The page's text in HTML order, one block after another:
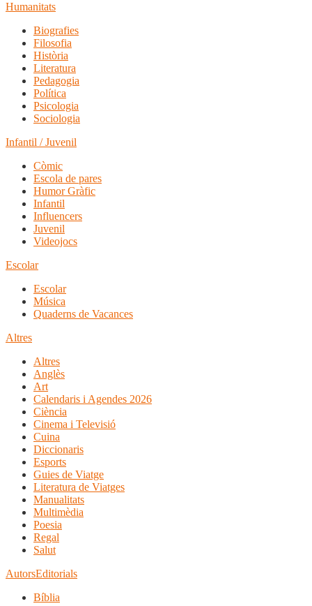
Humanitats
Biografies
Filosofia
Història
Literatura
Pedagogia
Política
Psicologia
Sociologia
Infantil / Juvenil
Còmic
Escola de pares
Humor Gràfic
Infantil
Influencers
Juvenil
Videojocs
Escolar
Escolar
Música
Quaderns de Vacances
Altres
Altres
Anglès
Art
Calendaris i Agendes 2026
Ciència
Cinema i Televisió
Cuina
Diccionaris
Esports
Guies de Viatge
Literatura de Viatges
Manualitats
Multimèdia
Poesia
Regal
Salut
AutorsEditorials
Bíblia